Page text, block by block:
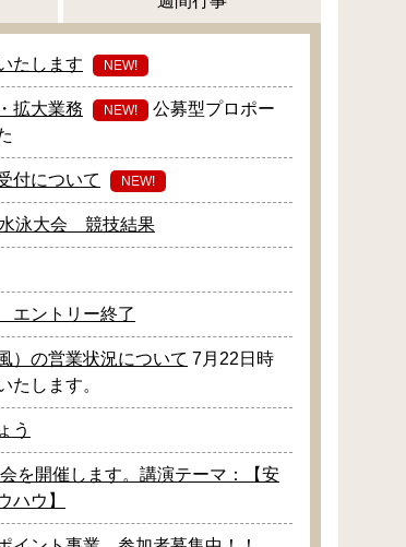
たします NEW!
拡大業務 NEW!
公募型プロポー
付について NEW!
泳大会 競技結果
エントリー終了
）の営業状況について 7月22日時
たします。
う
を開催します。講演テーマ：【安
ハウ】